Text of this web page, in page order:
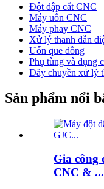
Đột dập cắt CNC
Máy uốn CNC
Máy phay CNC
Xử lý thanh dẫn
Uốn que đồng
Phụ tùng và dụng
Dây chuyền xử lý
Sản phẩm nổi
Gia công
CNC & ...